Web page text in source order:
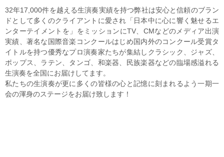
32年17,000件を越える生演奏実績を持つ弊社は安心と信頼のブラン
ドとして多くのクライアントに愛され「日本中に心に響く魅せるエ
ンターテイメントを」をミッションにTV、CMなどのメディア出演
実績、著名な国際音楽コンクールはじめ国内外のコンクール受賞タ
イトルを持つ優秀なプロ演奏家たちが集結しクラシック、ジャズ、
ポップス、ラテン、タンゴ、和楽器、民族楽器などの臨場感溢れる
生演奏を全国にお届けしてます。
私たちの生演奏が更に多くの皆様の心と記憶に刻まれるよう一期一
会の渾身のステージをお届け致します！